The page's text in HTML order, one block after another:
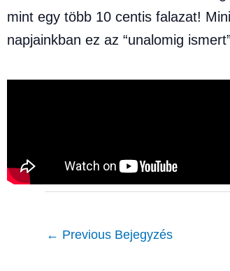
mint egy több 10 centis falazat!
napjainkban ez az “unalomig
← Previous Bejegyzés